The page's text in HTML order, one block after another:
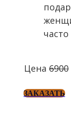
Цена 6900
ЗАКАЗАТЬ